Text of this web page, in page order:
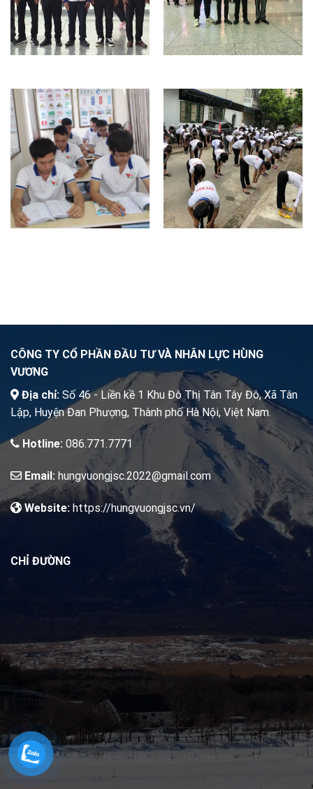
CÔNG TY CỔ PHẦN ĐẦU TƯ VÀ NHÂN LỰC HÙNG
VƯƠNG
Địa chỉ: Số 46 - Liền kề 1 Khu Đô Thị Tân Tây Đô, Xã Tân
Lập, Huyện Đan Phượng, Thành phố Hà Nội, Việt Nam.
Hotline: 086.771.7771
Email: hungvuongjsc.2022@gmail.com
Website: https://hungvuongjsc.vn/
CHỈ ĐƯỜNG